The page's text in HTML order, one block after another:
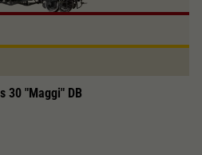
30 "Maggi" DB